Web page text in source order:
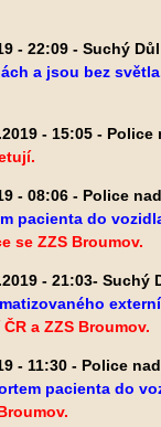
- 22:09 - Suchý
a jsou bez
- 15:05 -
- 08:06 - Police
pacienta do
se ZZS Broumov.
- 21:03- Suchý
a ZZS Broumov.
- 11:30 - Police
pacienta do